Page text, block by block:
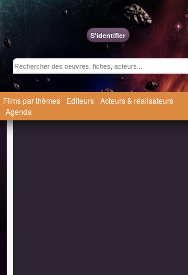
S'identifier
Films par thèmes Editeurs Acteurs & réalisateurs
Agenda